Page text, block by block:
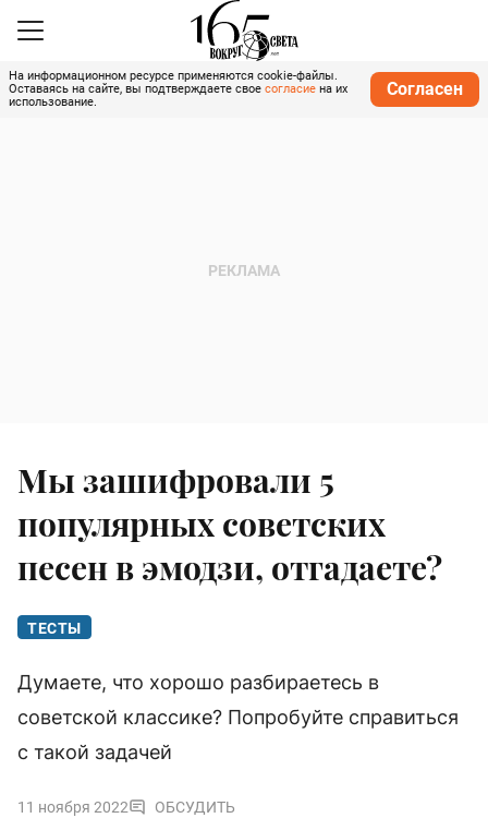
На информационном ресурсе применяются cookie-файлы.
Оставаясь на сайте, вы подтверждаете свое согласие на их
использование.
Согласен
Мы зашифровали 5
популярных советских
песен в эмодзи, отгадаете?
ТЕСТЫ
Думаете, что хорошо разбираетесь в
советской классике? Попробуйте справиться
с такой задачей
11 ноября 2022 ОБСУДИТЬ